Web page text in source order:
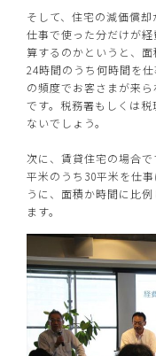
そして、住宅の減価償
仕事で使った分だけが
算するのかというと、面
24時間のうち何時間を
の頻度でお客さまが来
です。税務署もしくは
ないでしょう。
次に、賃貸住宅の場合
平米のうち30平米を仕
うに、面積か時間に比
ます。